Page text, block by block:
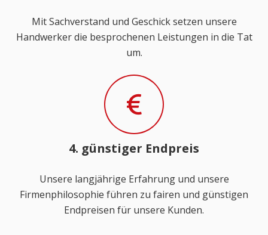
Mit Sachverstand und Geschick setzen unsere
Handwerker die besprochenen Leistungen in die Tat
um.
4. günstiger Endpreis
Unsere langjährige Erfahrung und unsere
Firmenphilosophie führen zu fairen und günstigen
Endpreisen für unsere Kunden.